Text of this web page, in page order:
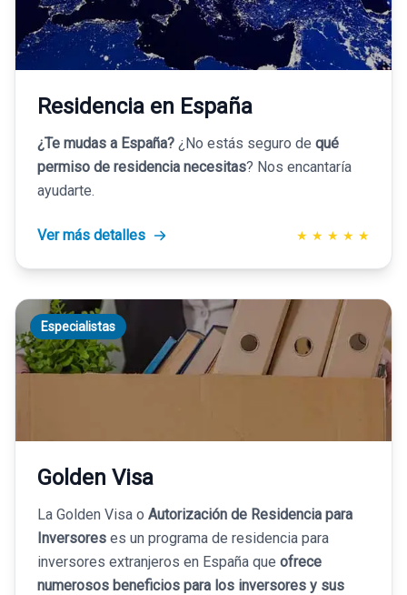
Residencia en España
¿Te mudas a España? ¿No estás seguro de qué
permiso de residencia necesitas? Nos encantaría
ayudarte.
Ver más detalles ★ ★ ★ ★ ★
Especialistas
Golden Visa
La Golden Visa o Autorización de Residencia para
Inversores es un programa de residencia para
inversores extranjeros en España que ofrece
numerosos beneficios para los inversores y sus